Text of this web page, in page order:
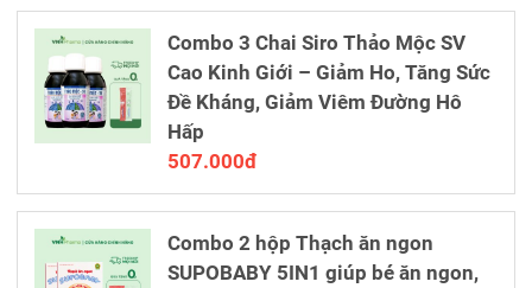
Combo 3 Chai Siro Thảo Mộc SV
Cao Kinh Giới – Giảm Ho, Tăng Sức
Đề Kháng, Giảm Viêm Đường Hô
Hấp
507.000đ
Combo 2 hộp Thạch ăn ngon
SUPOBABY 5IN1 giúp bé ăn ngon,